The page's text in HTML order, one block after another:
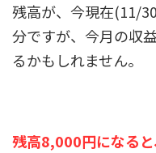
残高が、今現在(11/
分ですが、今月の収
るかもしれません。
残高8,000円になる